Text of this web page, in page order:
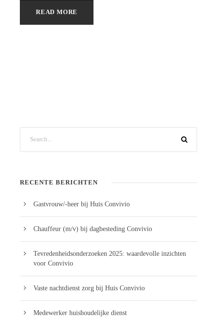
READ MORE
RECENTE BERICHTEN
Gastvrouw/-heer bij Huis Convivio
Chauffeur (m/v) bij dagbesteding Convivio
Tevredenheidsonderzoeken 2025: waardevolle inzichten
voor Convivio
Vaste nachtdienst zorg bij Huis Convivio
Medewerker huishoudelijke dienst